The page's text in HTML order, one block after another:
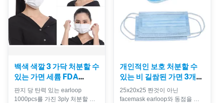
백색 색깔 3 가닥 처분할 수
있는 가면 세륨 FDA
ISO13485 증명서
판지 당 탄력 있는 earloop
1000pcs를 가진 3ply 처분할 수
개인적인 보호 처분할 수
있는 비 길쌈된 가면 3개의
층 높은 여과 효율성
25x20x25 짠것이 아닌
facemask earloop와 동점을 가